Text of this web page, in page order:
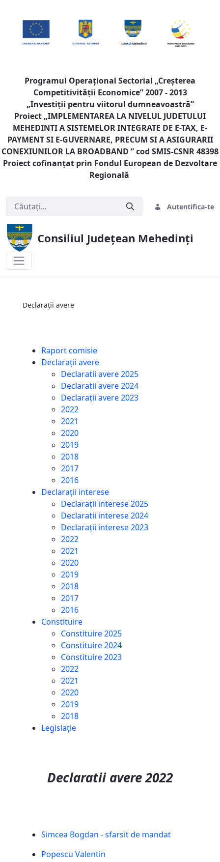
Programul Operaţional Sectorial „Creşterea
Competitivităţii Economice” 2007 - 2013
„Investiţii pentru viitorul dumneavoastră”
Proiect „IMPLEMENTAREA LA NIVELUL JUDETULUI
MEHEDINTI A SISTEMELOR INTEGRATE DE E-TAX, E-
PAYMENT SI E-GUVERNARE, PRECUM SI A ASIGURARII
CONEXIUNILOR LA BROADBAND ” cod SMIS-CSNR 48398
Proiect cofinanţat prin Fondul European de Dezvoltare
Regională
Autentifica-te
Consiliul Județean Mehedinți
Declarații avere
Raport comisie
Declarații avere
Declaratii avere 2025
Declaratii avere 2024
Declarații avere 2023
2022
2021
2020
2019
2018
2017
2016
Declarații interese
Declarații interese 2025
Declaratii interese 2024
Declarații interese 2023
2022
2021
2020
2019
2018
2017
2016
Constituire
Constituire 2025
Constituire 2024
Constituire 2023
2022
2021
2020
2019
2018
Legislație
Declaratii avere 2022
Simcea Bogdan - sfarsit de mandat
Popescu Valentin